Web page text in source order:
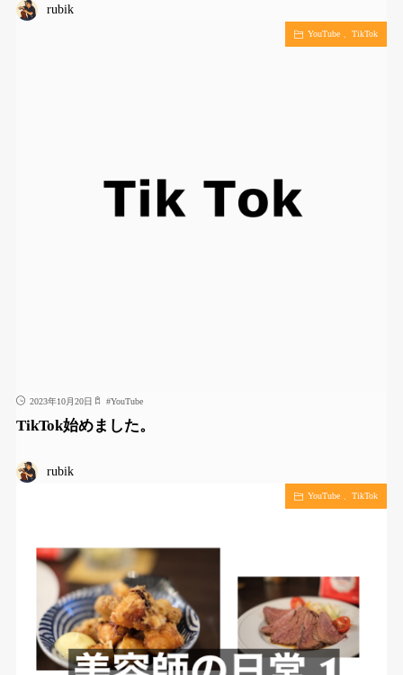
rubik
YouTube 、TikTok
2023年10月20日 #YouTube
TikTok始めました。
rubik
YouTube 、TikTok